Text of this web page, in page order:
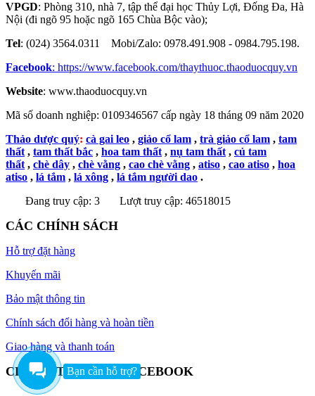
VPGD: Phòng 310, nhà 7, tập thể đại học Thủy Lợi, Đống Đa, Hà
Nội (đi ngõ 95 hoặc ngõ 165 Chùa Bộc vào);
Tel: (024) 3564.0311 Mobi/Zalo: 0978.491.908 - 0984.795.198.
Facebook: https://www.facebook.com/thaythuoc.thaoduocquy.vn
Website: www.thaoduocquy.vn
Mã số doanh nghiệp: 0109346567 cấp ngày 18 tháng 09 năm 2020
Thảo dược quý: cà gai leo , giảo cổ lam , trà giảo cổ lam , tam
thất , tam thất bắc , hoa tam thất , nụ tam thất , củ tam
thất , chè dây , chè vằng , cao chè vằng , atiso , cao atiso , hoa
atiso , lá tắm , lá xông , lá tắm người dao .
Đang truy cập: 3
Lượt truy cập: 46518015
CÁC CHÍNH SÁCH
Hỗ trợ đặt hàng
Khuyến mãi
Bảo mật thông tin
Chính sách đổi hàng và hoàn tiền
Giao hàng và thanh toán
CHÚNG TÔI TRÊN FACEBOOK
Bạn cần hỗ trợ?